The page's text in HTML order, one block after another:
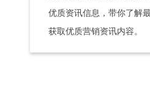
优质资讯信息，带你了解
获取优质营销资讯内容。